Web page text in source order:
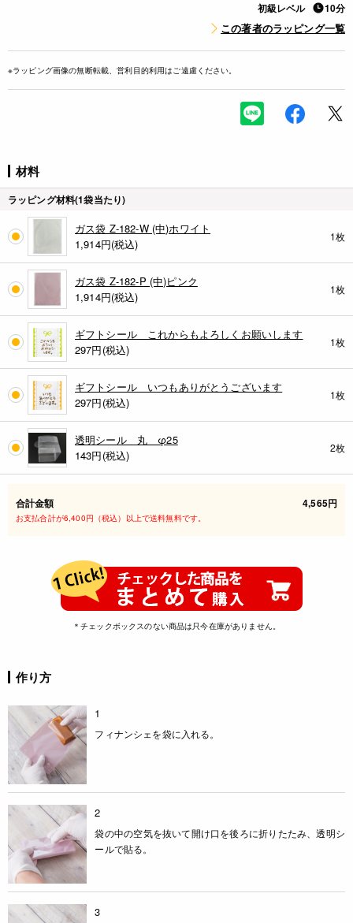
初級レベル 10分
この著者のラッピング一覧
※ラッピング画像の無断転載、営利目的利用はご遠慮ください。
材料
ラッピング材料(1袋当たり)
ガス袋 Z-182-W (中)ホワイト
1,914円(税込)
1枚
ガス袋 Z-182-P (中)ピンク
1,914円(税込)
1枚
ギフトシール これからもよろしくお願いします
297円(税込)
1枚
ギフトシール いつもありがとうございます
297円(税込)
1枚
透明シール 丸 φ25
143円(税込)
2枚
合計金額 4,565円
お支払合計が6,400円（税込）以上で送料無料です。
＊チェックボックスのない商品は只今在庫がありません。
作り方
1
フィナンシェを袋に入れる。
2
袋の中の空気を抜いて開け口を後ろに折りたたみ、透明シ
ールで貼る。
3